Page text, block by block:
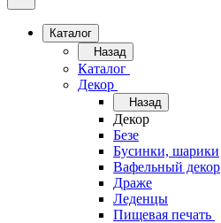
Каталог
Назад
Каталог
Декор
Назад
Декор
Безе
Бусинки, шарики
Вафельный декор
Драже
Леденцы
Пищевая печать